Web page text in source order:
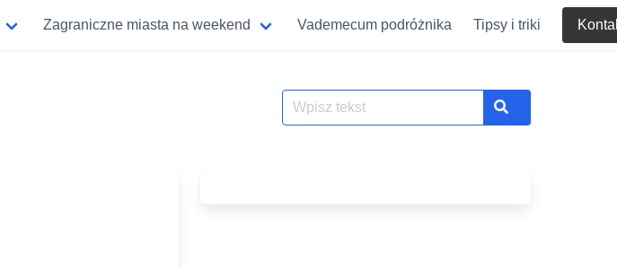
Zagraniczne miasta na weekend Vademecum podróżnika Tipsy i triki
Szukaj
Search